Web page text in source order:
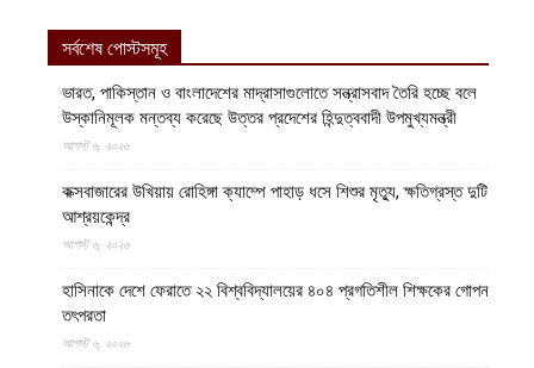
সর্বশেষ পোস্টসমূহ
ভারত, পাকিস্তান ও বাংলাদেশের মাদ্রাসাগুলোতে সন্ত্রাসবাদ তৈরি হচ্ছে বলে
উস্কানিমূলক মন্তব্য করেছে উত্তর প্রদেশের হিন্দুত্ববাদী উপমুখ্যমন্ত্রী
আগস্ট ৬, ২০২৬
কক্সবাজারের উখিয়ায় রোহিঙ্গা ক্যাম্পে পাহাড় ধসে শিশুর মৃত্যু, ক্ষতিগ্রস্ত দুটি
আশ্রয়কেন্দ্র
আগস্ট ৬, ২০২৬
হাসিনাকে দেশে ফেরাতে ২২ বিশ্ববিদ্যালয়ের ৪০৪ প্রগতিশীল শিক্ষকের গোপন
তৎপরতা
আগস্ট ৬, ২০২৬